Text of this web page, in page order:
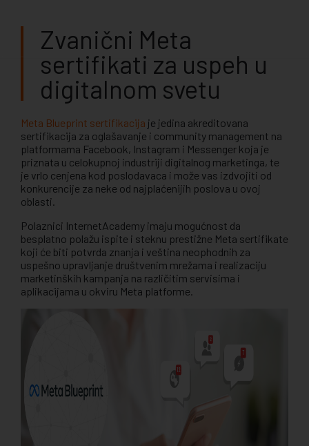
Zvanični Meta
sertifikati za uspeh u
digitalnom svetu
Meta Blueprint sertifikacija je jedina akreditovana
sertifikacija za oglašavanje i community management na
platformama Facebook, Instagram i Messenger koja je
priznata u celokupnoj industriji digitalnog marketinga, te
je vrlo cenjena kod poslodavaca i može vas izdvojiti od
konkurencije za neke od najplaćenijih poslova u ovoj
oblasti.
Polaznici InternetAcademy imaju mogućnost da
besplatno polažu ispite i steknu prestižne Meta sertifikate
koji će biti potvrda znanja i veština neophodnih za
uspešno upravljanje društvenim mrežama i realizaciju
marketinških kampanja na različitim servisima i
aplikacijama u okviru Meta platforme.